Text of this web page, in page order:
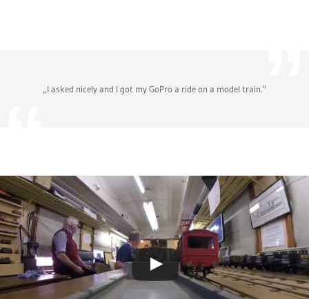
„I asked nicely and I got my GoPro a ride on a model train.“